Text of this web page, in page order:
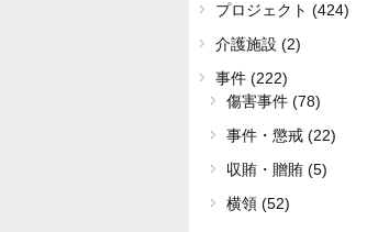
プロジェクト (424)
介護施設 (2)
事件 (222)
傷害事件 (78)
事件・懲戒 (22)
収賄・贈賄 (5)
横領 (52)